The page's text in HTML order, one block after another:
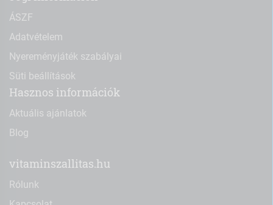
ÁSZF
Adatvételem
Nyereményjáték szabályai
Süti beállítások
Hasznos információk
Aktuális ajánlatok
Blog
vitaminszallitas.hu
Rólunk